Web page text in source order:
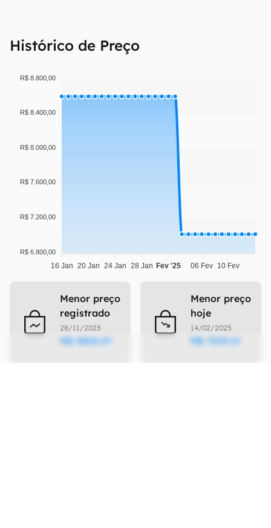
Histórico de Preço
R$ 8.800,00
R$ 8.400,00
R$ 8.000,00
R$ 7.600,00
R$ 7.200,00
R$ 6.800,00
16 Jan 20 Jan 24 Jan 28 Jan Fev '25 06 Fev 10 Fev
Menor preço
registrado
28/11/2023
R$ 4824,09
Menor preço
hoje
14/02/2025
R$ 7019,10